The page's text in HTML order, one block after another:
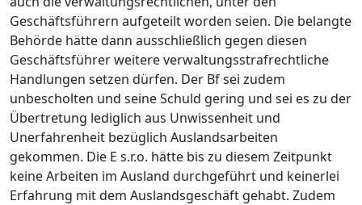
Geschäftsführern aufgeteilt worden seien. Die belangte
Behörde hätte dann ausschließlich gegen diesen
Geschäftsführer weitere verwaltungsstrafrechtliche
Handlungen setzen dürfen. Der Bf sei zudem
unbescholten und seine Schuld gering und sei es zu der
Übertretung lediglich aus Unwissenheit und
Unerfahrenheit bezüglich Auslandsarbeiten
gekommen. Die E s.r.o. hätte bis zu diesem Zeitpunkt
keine Arbeiten im Ausland durchgeführt und keinerlei
Erfahrung mit dem Auslandsgeschäft gehabt. Zudem